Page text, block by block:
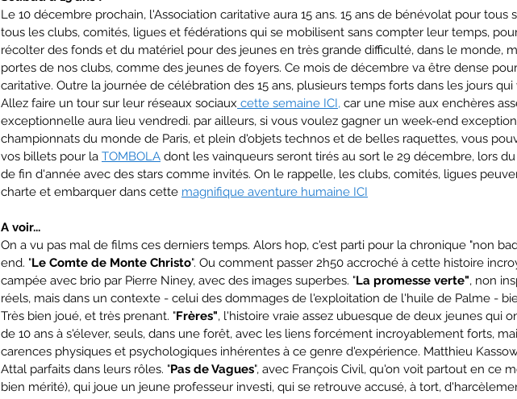
Le 10 décembre prochain, l'Association caritative aura 15 ans. 15 ans de bénévolat pour tous
tous les clubs, comités, ligues et fédérations qui se mobilisent sans compter leur temps,
récolter des fonds et du matériel pour des jeunes en très grande difficulté, dans le monde,
portes de nos clubs, comme des jeunes de foyers. Ce mois de décembre va être dense
caritative. Outre la journée de célébration des 15 ans, plusieurs temps forts dans les jours qui
Allez faire un tour sur leur réseaux sociaux cette semaine ICI, car une mise aux enchères
exceptionnelle aura lieu vendredi. par ailleurs, si vous voulez gagner un week-end
championnats du monde de Paris, et plein d'objets technos et de belles raquettes, vous
vos billets pour la TOMBOLA dont les vainqueurs seront tirés au sort le 29 décembre, lors
de fin d'année avec des stars comme invités. On le rappelle, les clubs, comités, ligues
charte et embarquer dans cette magnifique aventure humaine ICI
A voir...
On a vu pas mal de films ces derniers temps. Alors hop, c'est parti pour la chronique "non
end. "Le Comte de Monte Christo". Ou comment passer 2h50 accroché à cette histoire
campée avec brio par Pierre Niney, avec des images superbes. "La promesse verte", non
réels, mais dans un contexte - celui des dommages de l'exploitation de l'huile de Palme -
Très bien joué, et très prenant. "Frères", l'histoire vraie assez ubuesque de deux jeunes qui
de 10 ans à s'élever, seuls, dans une forêt, avec les liens forcément incroyablement forts,
carences physiques et psychologiques inhérentes à ce genre d'expérience. Matthieu
Attal parfaits dans leurs rôles. "Pas de Vagues", avec François Civil, qu'on voit partout en ce
bien mérité), qui joue un jeune professeur investi, qui se retrouve accusé, à tort,